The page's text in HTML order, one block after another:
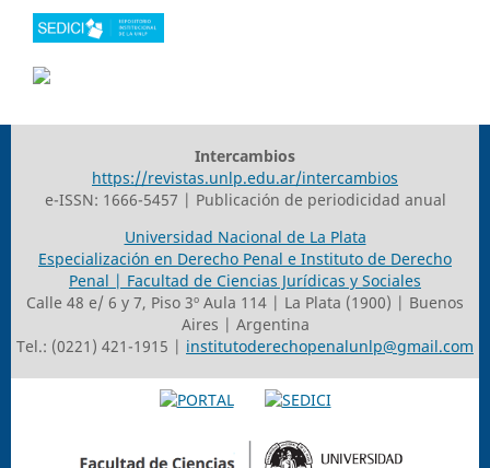
Intercambios
https://revistas.unlp.edu.ar/intercambios
e-ISSN: 1666-5457 | Publicación de periodicidad anual
Universidad Nacional de La Plata
Especialización en Derecho Penal e Instituto de Derecho
Penal | Facultad de Ciencias Jurídicas y Sociales
Calle 48 e/ 6 y 7, Piso 3º Aula 114 | La Plata (1900) | Buenos
Aires | Argentina
Tel.: (0221) 421-1915 | institutoderechopenalunlp@gmail.com